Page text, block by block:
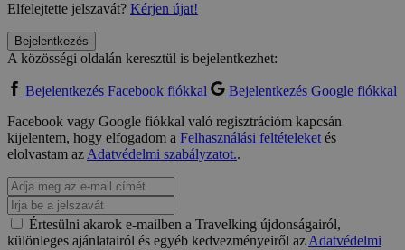
Elfelejtette jelszavát? Kérjen újat!
Bejelentkezés
A közösségi oldalán keresztül is bejelentkezhet:
Bejelentkezés Facebook fiókkal
Bejelentkezés Google fiókkal
Facebook vagy Google fiókkal való regisztrációm kapcsán
kijelentem, hogy elfogadom a Felhasználási feltételeketés
elolvastam azAdatvédelmi szabályzatot..
Értesülni akarok e-mailben a Travelking újdonságairól,
különleges ajánlatairól és egyéb kedvezményeiről azAdatvédelmi